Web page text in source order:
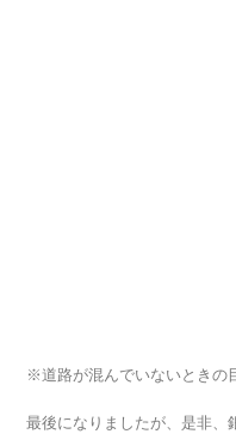
※道路が混んでいないときの
最後になりましたが、是非、